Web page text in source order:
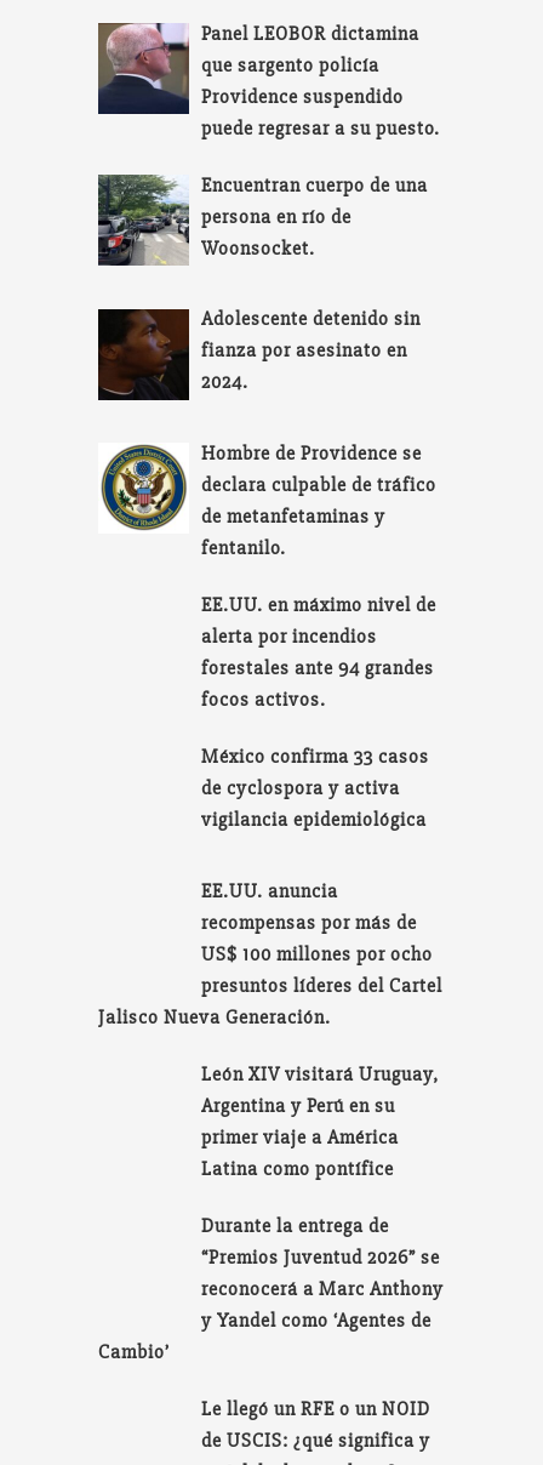
Panel LEOBOR dictamina
que sargento policía
Providence suspendido
puede regresar a su puesto.
Encuentran cuerpo de una
persona en río de
Woonsocket.
Adolescente detenido sin
fianza por asesinato en
2024.
Hombre de Providence se
declara culpable de tráfico
de metanfetaminas y
fentanilo.
EE.UU. en máximo nivel de
alerta por incendios
forestales ante 94 grandes
focos activos.
México confirma 33 casos
de cyclospora y activa
vigilancia epidemiológica
EE.UU. anuncia
recompensas por más de
US$ 100 millones por ocho
presuntos líderes del Cartel
Jalisco Nueva Generación.
León XIV visitará Uruguay,
Argentina y Perú en su
primer viaje a América
Latina como pontífice
Durante la entrega de
“Premios Juventud 2026” se
reconocerá a Marc Anthony
y Yandel como ‘Agentes de
Cambio’
Le llegó un RFE o un NOID
de USCIS: ¿qué significa y